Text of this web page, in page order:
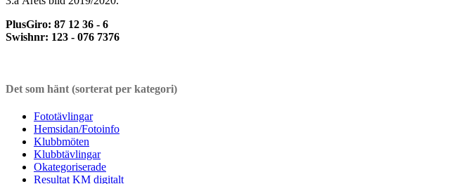
PlusGiro: 87 12 36 - 6
Swishnr: 123 - 076 7376
Det som hänt (sorterat per kategori)
Fototävlingar
Hemsidan/Fotoinfo
Klubbmöten
Klubbtävlingar
Okategoriserade
Resultat KM digitalt